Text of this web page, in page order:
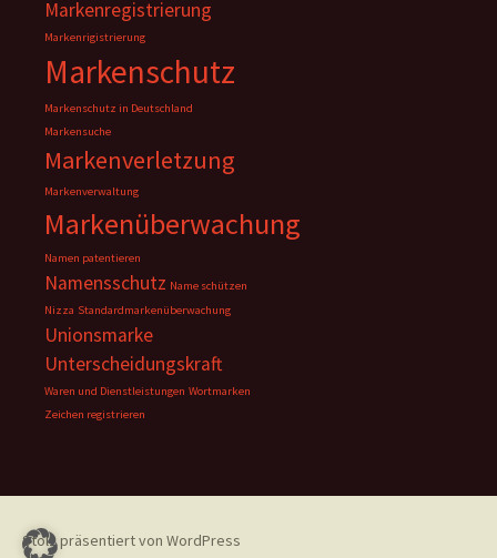
Markenregistrierung
Markenrigistrierung
Markenschutz
Markenschutz in Deutschland
Markensuche
Markenverletzung
Markenverwaltung
Markenüberwachung
Namen patentieren
Namensschutz Name schützen
Nizza Standardmarkenüberwachung
Unionsmarke
Unterscheidungskraft
Waren und Dienstleistungen Wortmarken
Zeichen registrieren
Stolz präsentiert von WordPress